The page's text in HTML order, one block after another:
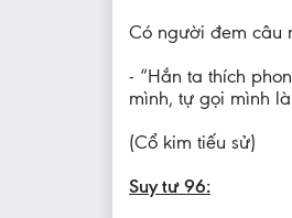
Có người đem câu
- “Hắn ta thích
mình, tự gọi mình
(Cổ kim tiếu sử)
Suy tư 96: